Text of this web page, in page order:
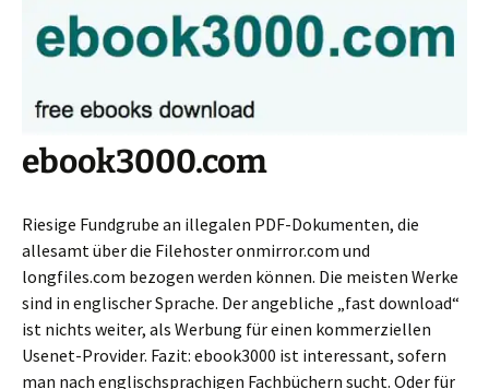
ebook3000.com
Riesige Fundgrube an illegalen PDF-Dokumenten, die
allesamt über die Filehoster onmirror.com und
longfiles.com bezogen werden können. Die meisten Werke
sind in englischer Sprache. Der angebliche „fast download“
ist nichts weiter, als Werbung für einen kommerziellen
Usenet-Provider. Fazit: ebook3000 ist interessant, sofern
man nach englischsprachigen Fachbüchern sucht. Oder für